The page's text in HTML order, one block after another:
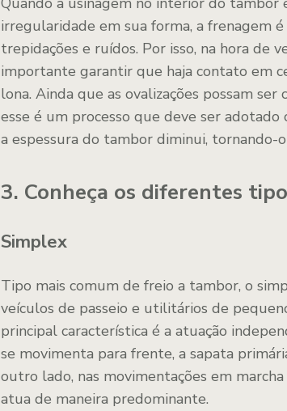
irregularidade em sua forma, a frenagem
trepidações e ruídos. Por isso, na hora de
importante garantir que haja contato em
lona. Ainda que as ovalizações possam
esse é um processo que deve ser
a espessura do tambor diminui, tornando-
3. Conheça os diferentes
Simplex
Tipo mais comum de freio a tambor, o
veículos de passeio e utilitários de
principal característica é a atuação
se movimenta para frente, a sapata
outro lado, nas movimentações em
atua de maneira predominante.